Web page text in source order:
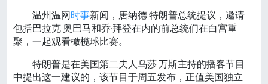
温州温网 时事新闻，唐纳德·特朗普总统提议，邀请
包括巴拉克·奥巴马和乔·拜登在内的前总统们在白宫重
聚，一起观看橄榄球比赛。
特朗普是在美国第二夫人乌莎·万斯主持的播客节目
中提出这一建议的，该节目于周五发布，正值美国独立